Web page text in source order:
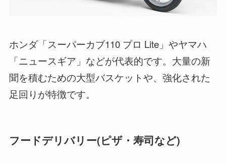
ホンダ「スーパーカブ110 プロ Lite」やヤマハ
「ニュースギア」などが代表的です。大量の新
聞を積むための大型バスケットや、強化された
足回りが特徴です。
フードデリバリー(ピザ・寿司など)